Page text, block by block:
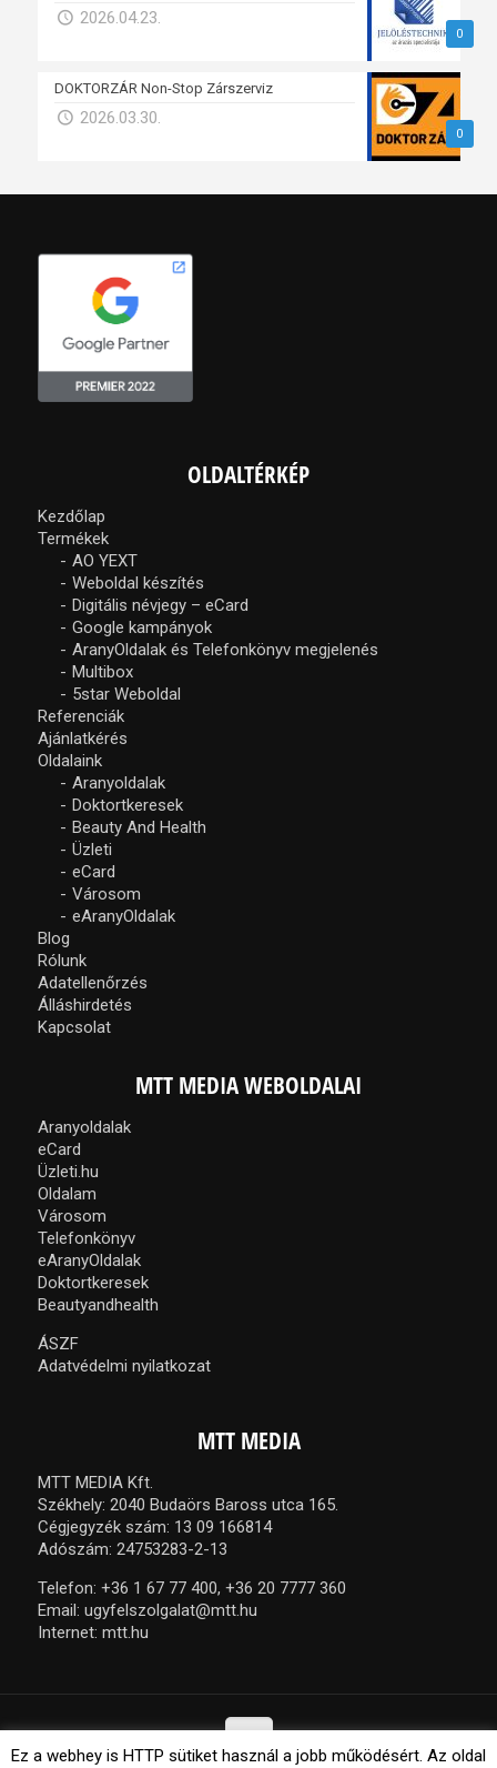
0
2026.04.23.
0
DOKTORZÁR Non-Stop Zárszerviz
2026.03.30.
OLDALTÉRKÉP
Kezdőlap
Termékek
AO YEXT
Weboldal készítés
Digitális névjegy – eCard
Google kampányok
AranyOldalak és Telefonkönyv megjelenés
Multibox
5star Weboldal
Referenciák
Ajánlatkérés
Oldalaink
Aranyoldalak
Doktortkeresek
Beauty And Health
Üzleti
eCard
Városom
eAranyOldalak
Blog
Rólunk
Adatellenőrzés
Álláshirdetés
Kapcsolat
MTT MEDIA WEBOLDALAI
Aranyoldalak
eCard
Üzleti.hu
Oldalam
Városom
Telefonkönyv
eAranyOldalak
Doktortkeresek
Beautyandhealth
ÁSZF
Adatvédelmi nyilatkozat
MTT MEDIA
MTT MEDIA Kft.
Székhely: 2040 Budaörs Baross utca 165.
Cégjegyzék szám: 13 09 166814
Adószám: 24753283-2-13
Telefon: +36 1 67 77 400, +36 20 7777 360
Email: ugyfelszolgalat@mtt.hu
Internet: mtt.hu
Ez a webhey is HTTP sütiket használ a jobb működésért. Az oldal